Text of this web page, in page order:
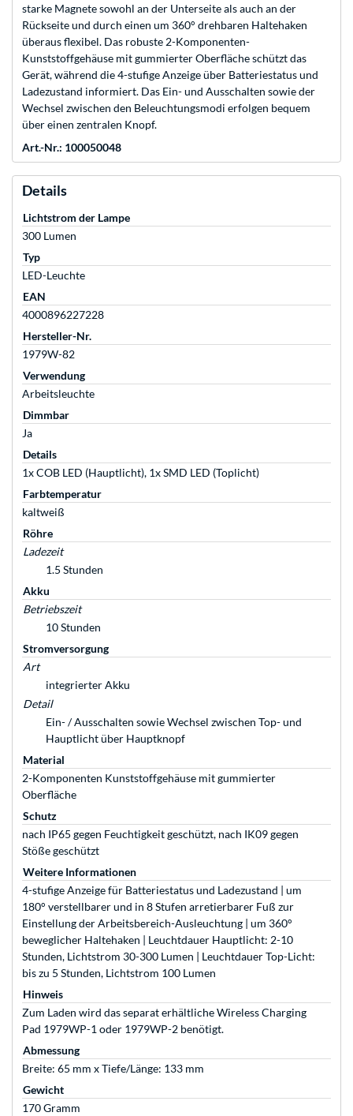
starke Magnete sowohl an der Unterseite als auch an der
Rückseite und durch einen um 360° drehbaren Haltehaken
überaus flexibel. Das robuste 2-Komponenten-
Kunststoffgehäuse mit gummierter Oberfläche schützt das
Gerät, während die 4-stufige Anzeige über Batteriestatus und
Ladezustand informiert. Das Ein- und Ausschalten sowie der
Wechsel zwischen den Beleuchtungsmodi erfolgen bequem
über einen zentralen Knopf.
Art.-Nr.: 100050048
Details
Lichtstrom der Lampe
300 Lumen
Typ
LED-Leuchte
EAN
4000896227228
Hersteller-Nr.
1979W-82
Verwendung
Arbeitsleuchte
Dimmbar
Ja
Details
1x COB LED (Hauptlicht), 1x SMD LED (Toplicht)
Farbtemperatur
kaltweiß
Röhre
Ladezeit
1.5 Stunden
Akku
Betriebszeit
10 Stunden
Stromversorgung
Art
integrierter Akku
Detail
Ein- / Ausschalten sowie Wechsel zwischen Top- und
Hauptlicht über Hauptknopf
Material
2-Komponenten Kunststoffgehäuse mit gummierter
Oberfläche
Schutz
nach IP65 gegen Feuchtigkeit geschützt, nach IK09 gegen
Stöße geschützt
Weitere Informationen
4-stufige Anzeige für Batteriestatus und Ladezustand | um
180° verstellbarer und in 8 Stufen arretierbarer Fuß zur
Einstellung der Arbeitsbereich-Ausleuchtung | um 360°
beweglicher Haltehaken | Leuchtdauer Hauptlicht: 2-10
Stunden, Lichtstrom 30-300 Lumen | Leuchtdauer Top-Licht:
bis zu 5 Stunden, Lichtstrom 100 Lumen
Hinweis
Zum Laden wird das separat erhältliche Wireless Charging
Pad 1979WP-1 oder 1979WP-2 benötigt.
Abmessung
Breite: 65 mm x Tiefe/Länge: 133 mm
Gewicht
170 Gramm